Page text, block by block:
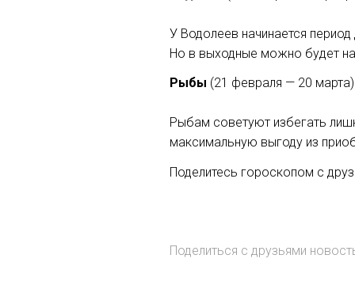
У Водолеев начинается
Но в выходные можно будет
Рыбы (21 февраля — 20 марта)
Рыбам советуют избегать
максимальную выгоду из
Поделитесь гороскопом с
Поделиться с друзьями